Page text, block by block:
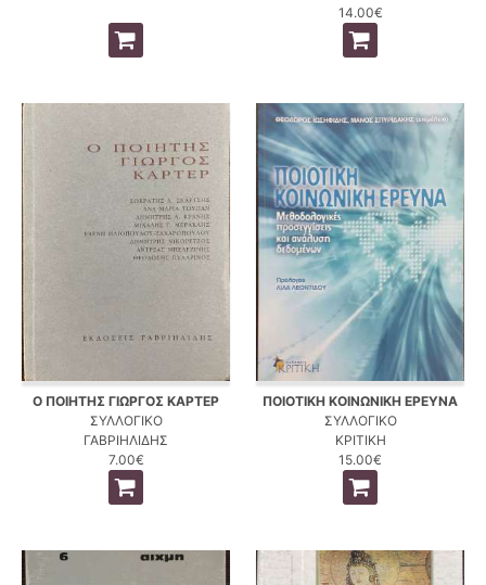
14.00€
Ο ΠΟΙΗΤΗΣ ΓΙΩΡΓΟΣ ΚΑΡΤΕΡ
ΣΥΛΛΟΓΙΚΟ
ΓΑΒΡΙΗΛΙΔΗΣ
7.00€
ΠΟΙΟΤΙΚΗ ΚΟΙΝΩΝΙΚΗ ΕΡΕΥΝΑ
ΣΥΛΛΟΓΙΚΟ
ΚΡΙΤΙΚΗ
15.00€